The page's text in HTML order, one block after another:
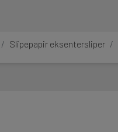
Slipepapir eksentersliper